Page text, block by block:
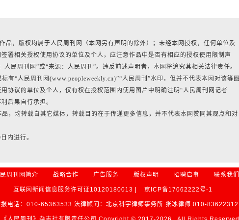
品，版权均属于人民周刊网（本网另有声明的除外）；未经本网授权，任何单位及
署相关授权使用协议的单位及个人，应注意作品中是否有相应的授权使用限制声
民周刊网”或“来源：人民周刊”。违反前述声明者，本网将追究其相关法律责任。
有“人民周刊网(www.peopleweekly.cn)”“人民周刊”水印，但并不代表本网对该等图
协议的单位及个人，仅有权在授权范围内使用图片中明确注明“人民周刊网记者
后果自行承担。
，均转载自其它媒体，转载目的在于传递更多信息，并不代表本网赞同其观点和对
内进行。
周刊网简介 战略合作 广告服务 版权声明 招聘启事 联系我们
互联网新闻信息服务许可证10120180013 | 京ICP备17062222号-1
报电话：010-65363533 法律顾问：北京科宇律师事务所 张冰律师 010-83622312